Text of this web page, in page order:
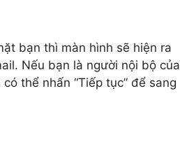
bạn thì màn hình sẽ hiện ra
Nếu bạn là người nội bộ của
thể nhấn “Tiếp tục” để sang